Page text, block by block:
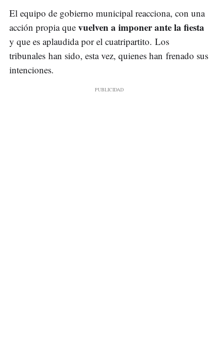
El equipo de gobierno municipal reacciona, con una
acción propia que vuelven a imponer ante la fiesta
y que es aplaudida por el cuatripartito. Los
tribunales han sido, esta vez, quienes han frenado sus
intenciones.